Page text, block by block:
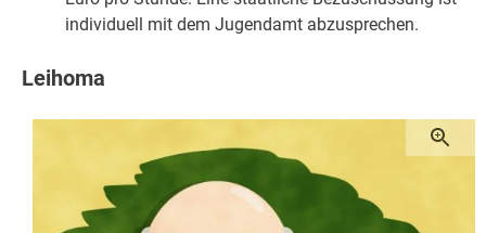
individuell mit dem Jugendamt abzusprechen.
Leihoma